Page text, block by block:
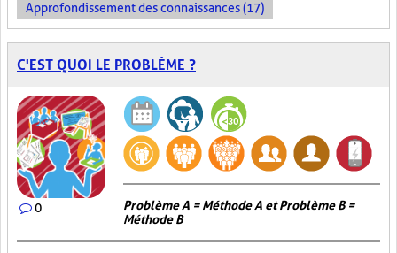
Approfondissement des connaissances (17)
C'EST QUOI LE PROBLÈME ?
0
Problème A = Méthode A et Problème B =
Méthode B